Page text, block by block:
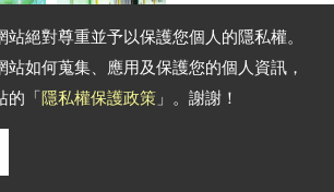
絕對尊重並予以保護您個人的隱私權。
如何蒐集、應用及保護您的個人資訊，
的「隱私權保護政策 」。謝謝！